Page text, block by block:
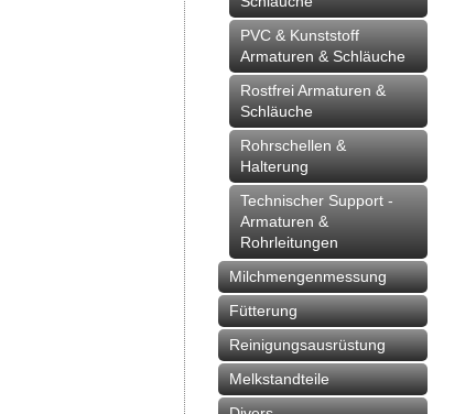
PVC & Kunststoff
Armaturen & Schläuche
Rostfrei Armaturen &
Schläuche
Rohrschellen &
Halterung
Technischer Support -
Armaturen &
Rohrleitungen
Milchmengenmessung
Fütterung
Reinigungsausrüstung
Melkstandteile